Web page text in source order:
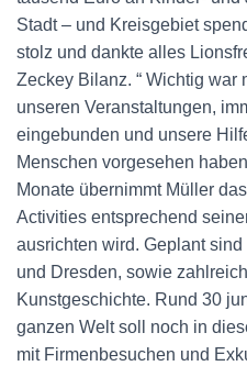
Stadt – und Kreisgebiet
stolz und dankte alles
Zeckey Bilanz. “ Wichtig war
unseren Veranstaltungen,
eingebunden und unsere
Menschen vorgesehen
Monate übernimmt Müller
Activities entsprechend
ausrichten wird. Geplant
und Dresden, sowie
Kunstgeschichte. Rund 30
ganzen Welt soll noch in
mit Firmenbesuchen und